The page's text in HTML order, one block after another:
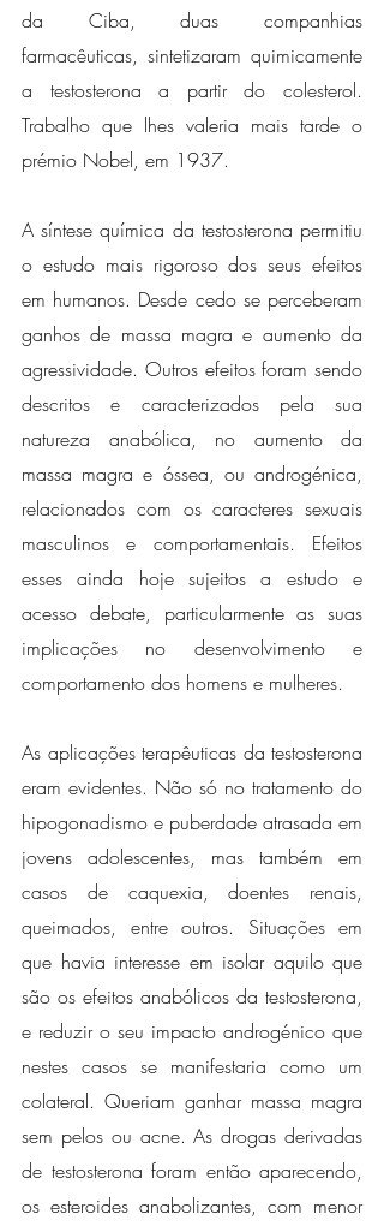
da Ciba, duas companhias
farmacêuticas, sintetizaram quimicamente
a testosterona a partir do colesterol.
Trabalho que lhes valeria mais tarde o
prémio Nobel, em 1937.
A síntese química da testosterona permitiu
o estudo mais rigoroso dos seus efeitos
em humanos. Desde cedo se perceberam
ganhos de massa magra e aumento da
agressividade. Outros efeitos foram sendo
descritos e caracterizados pela sua
natureza anabólica, no aumento da
massa magra e óssea, ou androgénica,
relacionados com os caracteres sexuais
masculinos e comportamentais. Efeitos
esses ainda hoje sujeitos a estudo e
acesso debate, particularmente as suas
implicações no desenvolvimento e
comportamento dos homens e mulheres.
As aplicações terapêuticas da testosterona
eram evidentes. Não só no tratamento do
hipogonadismo e puberdade atrasada em
jovens adolescentes, mas também em
casos de caquexia, doentes renais,
queimados, entre outros. Situações em
que havia interesse em isolar aquilo que
são os efeitos anabólicos da testosterona,
e reduzir o seu impacto androgénico que
nestes casos se manifestaria como um
colateral. Queriam ganhar massa magra
sem pelos ou acne. As drogas derivadas
de testosterona foram então aparecendo,
os esteroides anabolizantes, com menor